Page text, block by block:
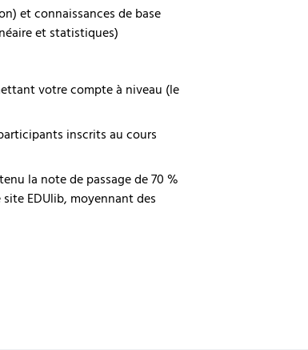
et connaissances de base
et statistiques)
votre compte à niveau (le
inscrits au cours
la note de passage de 70 %
EDUlib, moyennant des